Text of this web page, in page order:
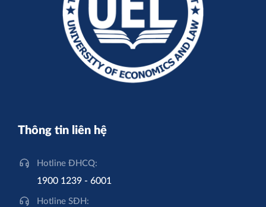
Thông tin liên hệ
Hotline ĐHCQ:
1900 1239 - 6001
Hotline SĐH: